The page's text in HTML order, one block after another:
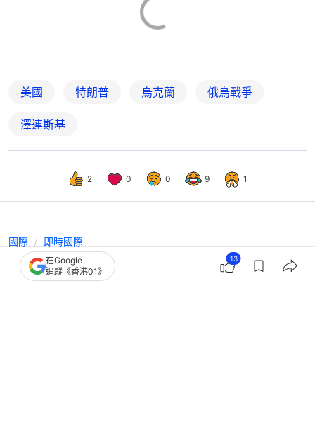
美國 特朗普 烏克蘭 俄烏戰爭
澤連斯基
2 0 0 9 1
國際 即時國際
特朗普：與馬斯克再度是朋友 他80％
在Google
追蹤《香港01》
13